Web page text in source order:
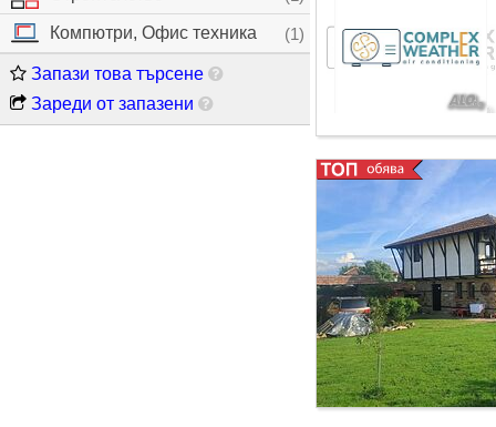
(1)
Компютри, Офис техника
Запази това търсене
Зареди от запазени